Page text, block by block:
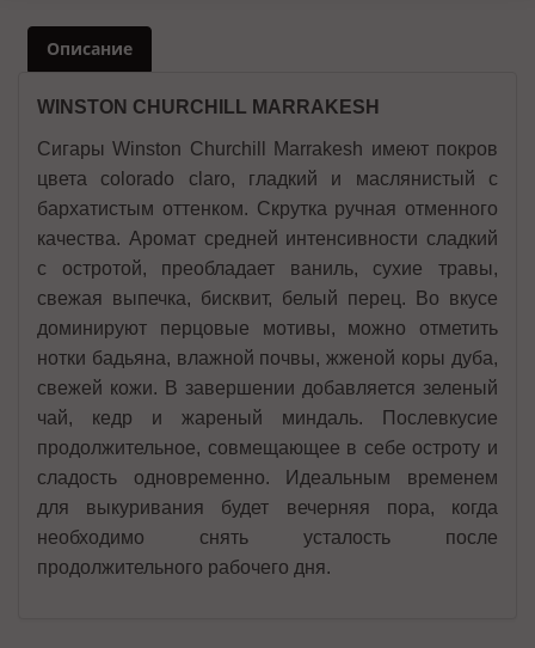
Описание
WINSTON CHURCHILL MARRAKESH
Сигары Winston Churchill Marrakesh имеют покров
цвета colorado claro, гладкий и маслянистый с
бархатистым оттенком. Скрутка ручная отменного
качества. Аромат средней интенсивности сладкий
с остротой, преобладает ваниль, сухие травы,
свежая выпечка, бисквит, белый перец. Во вкусе
доминируют перцовые мотивы, можно отметить
нотки бадьяна, влажной почвы, жженой коры дуба,
свежей кожи. В завершении добавляется зеленый
чай, кедр и жареный миндаль. Послевкусие
продолжительное, совмещающее в себе остроту и
сладость одновременно. Идеальным временем
для выкуривания будет вечерняя пора, когда
необходимо снять усталость после
продолжительного рабочего дня.